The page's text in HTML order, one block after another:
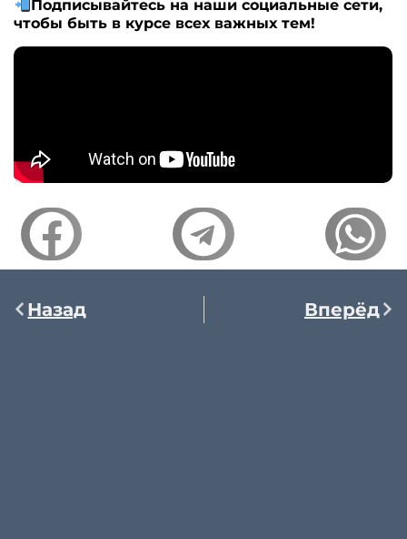
Подписывайтесь на наши социальные сети,
чтобы быть в курсе всех важных тем!
Назад Вперёд